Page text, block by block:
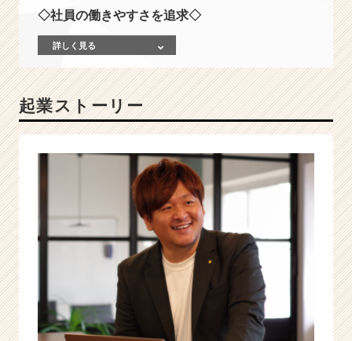
0
0
円
え！】
世
界
で
倒
的
o.
企
◇社員の働きやすさを追求◇
詳しく見る
起業ストーリー